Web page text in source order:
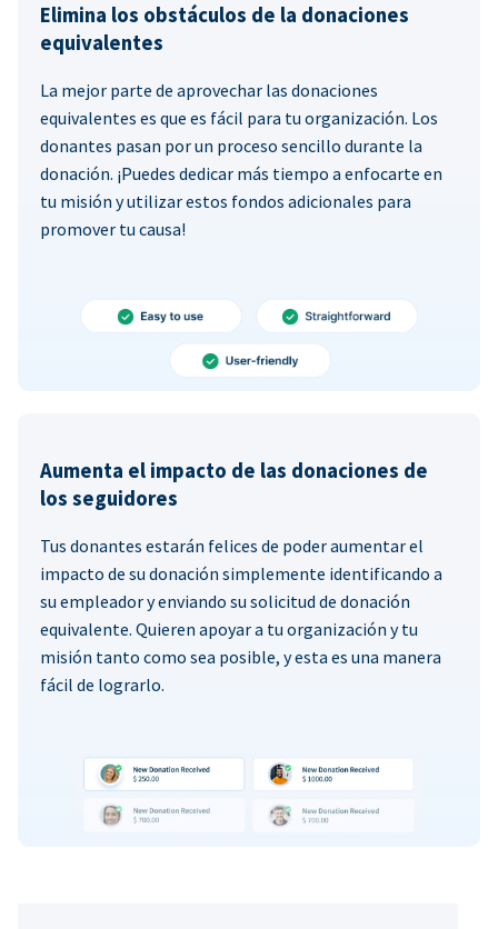
Elimina los obstáculos de la donaciones
equivalentes
La mejor parte de aprovechar las donaciones
equivalentes es que es fácil para tu organización. Los
donantes pasan por un proceso sencillo durante la
donación. ¡Puedes dedicar más tiempo a enfocarte en
tu misión y utilizar estos fondos adicionales para
promover tu causa!
Aumenta el impacto de las donaciones de
los seguidores
Tus donantes estarán felices de poder aumentar el
impacto de su donación simplemente identificando a
su empleador y enviando su solicitud de donación
equivalente. Quieren apoyar a tu organización y tu
misión tanto como sea posible, y esta es una manera
fácil de lograrlo.